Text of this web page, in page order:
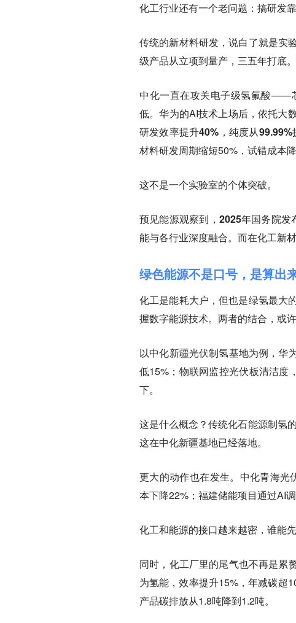
化工行业还有一个老问题：搞研发靠“
传统的新材料研发，说白了就是实
级产品从立项到量产，三五年打底
中化一直在攻关电子级氢氟酸——
低。华为的AI技术上场后，依托大
研发效率提升40%，纯度从99.99%
材料研发周期缩短50%，试错成本降
这不是一个实验室的个体突破。
预见能源观察到，2025年国务院
能与各行业深度融合。而在化工新
绿色能源不是口号，是算出
化工是能耗大户，但也是绿氢最大
握数字能源技术。两者的结合，或
以中化新疆光伏制氢基地为例，华
低15%；物联网监控光伏板清洁度
下。
这是什么概念？传统化石能源制氢
这在中化新疆基地已经落地。
更大的动作也在发生。中化青海光
本下降22%；福建储能项目通过AI
化工和能源的接口越来越密，谁能
同时，化工厂里的尾气也不再是累赘
为氢能，效率提升15%，年减碳超
产品碳排放从1.8吨降到1.2吨。